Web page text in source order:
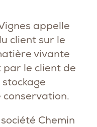
appelle
client sur le
vivante
par le client de
conservation.
Chemin